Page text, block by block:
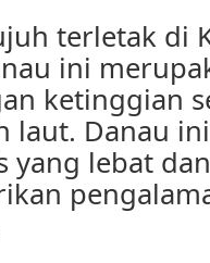
terletak di
ini
ketinggian
laut. Danau
yang lebat